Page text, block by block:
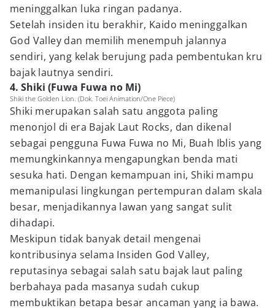
meninggalkan luka ringan padanya.
Setelah insiden itu berakhir, Kaido meninggalkan
God Valley dan memilih menempuh jalannya
sendiri, yang kelak berujung pada pembentukan kru
bajak lautnya sendiri.
4. Shiki (Fuwa Fuwa no Mi)
Shiki the Golden Lion. (Dok. Toei Animation/One Piece)
Shiki merupakan salah satu anggota paling
menonjol di era Bajak Laut Rocks, dan dikenal
sebagai pengguna Fuwa Fuwa no Mi, Buah Iblis yang
memungkinkannya mengapungkan benda mati
sesuka hati. Dengan kemampuan ini, Shiki mampu
memanipulasi lingkungan pertempuran dalam skala
besar, menjadikannya lawan yang sangat sulit
dihadapi.
Meskipun tidak banyak detail mengenai
kontribusinya selama Insiden God Valley,
reputasinya sebagai salah satu bajak laut paling
berbahaya pada masanya sudah cukup
membuktikan betapa besar ancaman yang ia bawa.